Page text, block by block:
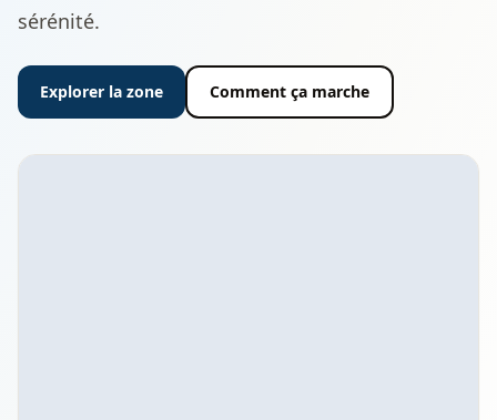
sérénité.
Explorer la zone Comment ça marche